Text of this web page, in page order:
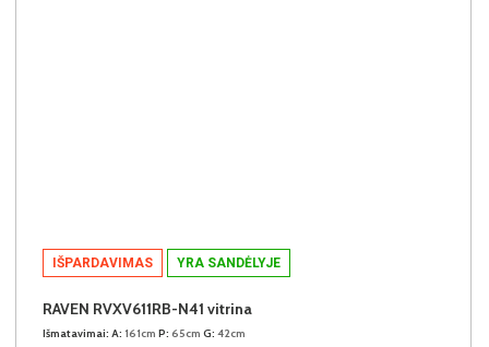
IŠPARDAVIMAS YRA SANDĖLYJE
RAVEN RVXV611RB-N41 vitrina
Išmatavimai: A: 161cm P: 65cm G: 42cm